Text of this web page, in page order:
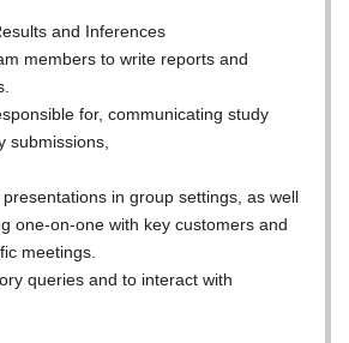
and Inferences
members to write reports and
for, communicating study
submissions,
in group settings, as well
one-on-one with key customers and
meetings.
queries and to interact with